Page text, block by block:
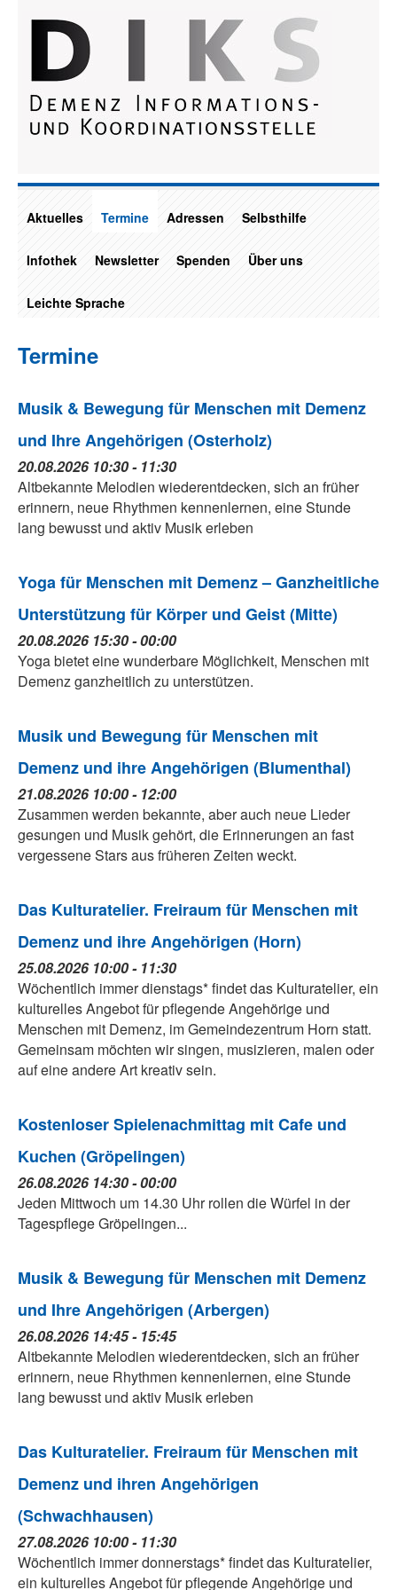
Aktuelles Termine Adressen Selbsthilfe
Infothek Newsletter Spenden Über uns
Leichte Sprache
Termine
Musik & Bewegung für Menschen mit Demenz
und Ihre Angehörigen (Osterholz)
20.08.2026 10:30 - 11:30
Altbekannte Melodien wiederentdecken, sich an früher
erinnern, neue Rhythmen kennenlernen, eine Stunde
lang bewusst und aktiv Musik erleben
Yoga für Menschen mit Demenz – Ganzheitliche
Unterstützung für Körper und Geist (Mitte)
20.08.2026 15:30 - 00:00
Yoga bietet eine wunderbare Möglichkeit, Menschen mit
Demenz ganzheitlich zu unterstützen.
Musik und Bewegung für Menschen mit
Demenz und ihre Angehörigen (Blumenthal)
21.08.2026 10:00 - 12:00
Zusammen werden bekannte, aber auch neue Lieder
gesungen und Musik gehört, die Erinnerungen an fast
vergessene Stars aus früheren Zeiten weckt.
Das Kulturatelier. Freiraum für Menschen mit
Demenz und ihre Angehörigen (Horn)
25.08.2026 10:00 - 11:30
Wöchentlich immer dienstags* findet das Kulturatelier, ein
kulturelles Angebot für pflegende Angehörige und
Menschen mit Demenz, im Gemeindezentrum Horn statt.
Gemeinsam möchten wir singen, musizieren, malen oder
auf eine andere Art kreativ sein.
Kostenloser Spielenachmittag mit Cafe und
Kuchen (Gröpelingen)
26.08.2026 14:30 - 00:00
Jeden Mittwoch um 14.30 Uhr rollen die Würfel in der
Tagespflege Gröpelingen...
Musik & Bewegung für Menschen mit Demenz
und Ihre Angehörigen (Arbergen)
26.08.2026 14:45 - 15:45
Altbekannte Melodien wiederentdecken, sich an früher
erinnern, neue Rhythmen kennenlernen, eine Stunde
lang bewusst und aktiv Musik erleben
Das Kulturatelier. Freiraum für Menschen mit
Demenz und ihren Angehörigen
(Schwachhausen)
27.08.2026 10:00 - 11:30
Wöchentlich immer donnerstags* findet das Kulturatelier,
ein kulturelles Angebot für pflegende Angehörige und